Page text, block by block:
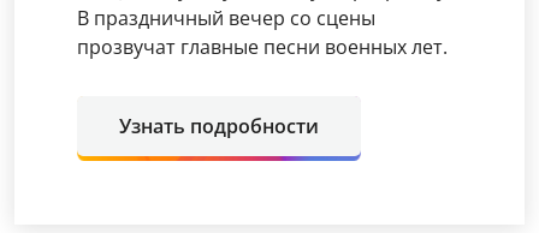
В праздничный вечер со сцены
прозвучат главные песни военных лет.
Узнать подробности